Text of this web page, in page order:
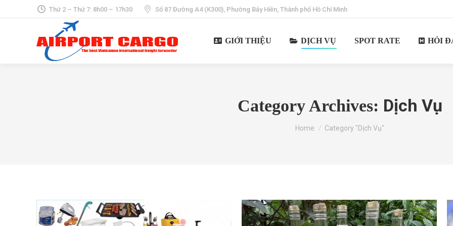
Thứ 2 – Thứ 7: 8h00 – 17h30 Số 87 Đường A4 (K300), Phường Bảy Hiền, Thành phố Hồ Chí Minh
GIỚI THIỆU DỊCH VỤ SPOT RATE HỎI
Category Archives: Dịch Vụ
You are here:
Home Category "Dịch Vụ"